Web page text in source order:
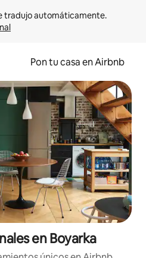
Pon tu casa en Airbnb
en Boyarka